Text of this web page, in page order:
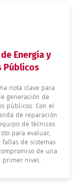
Energía y
Públicos
nota clave para
generación de
públicos. Con el
de reparación
de técnicos
para evaluar,
de sistemas
de una
primer nivel.